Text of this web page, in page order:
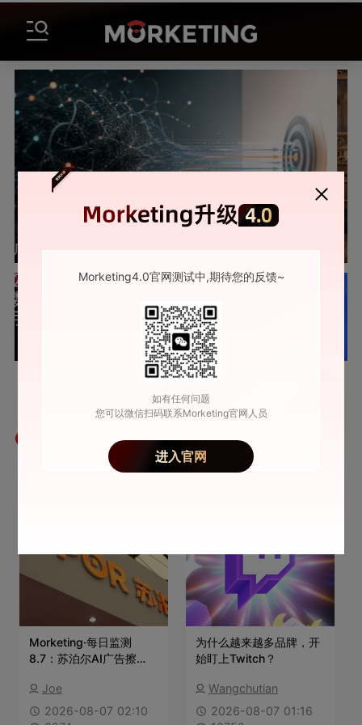
广告费花得值不值，没人说得清？一份实战手册破解归因困局 红果亦是果，广告也过
课程
Morketing·每日监测
8.7：苏泊尔AI广告擦
向；阿里云Agent开启商
业化收费；baby sheep
Joe
2026-08-07 02:10
为什么越来越多品牌，开
始盯上Twitch？
Wangchutian
2026-08-07 01:16
Morketing4.0官网测试中,期待您的反馈~
如有任何问题
您可以微信扫码联系Morketing官网人员
进入官网